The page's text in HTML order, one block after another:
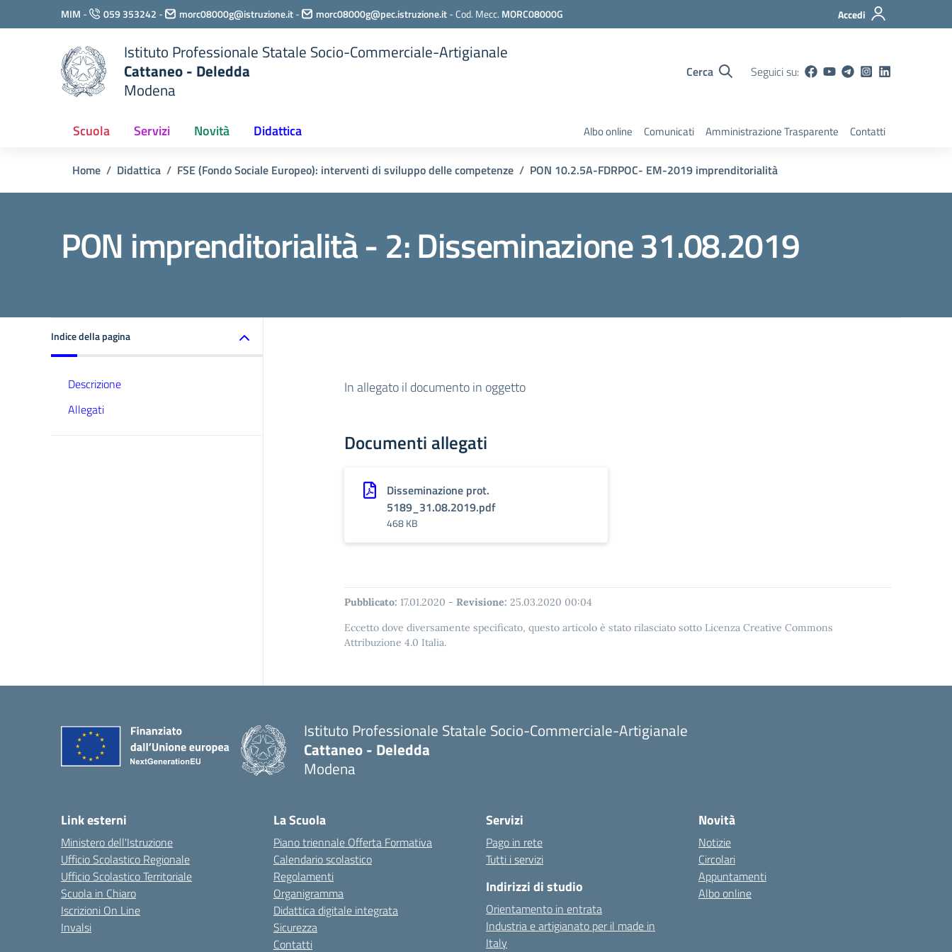
Vai ai contenuti
Vai al menu di navigazione
MIM - 059 353242 - morc08000g@istruzione.it- morc08000g@pec.istruzione.it-Cod. Mecc. MORC08000G Accedi
Istituto Professionale Statale Socio-Commerciale-Artigianale
Cattaneo - Deledda
Modena
Cerca Seguici su:
Scuola Servizi Novità Didattica Albo online Comunicati Amministrazione Trasparente Contatti
Home Didattica FSE (Fondo Sociale Europeo): interventi di sviluppo delle competenze PON 10.2.5A-FDRPOC- EM-2019 imprenditorialità
PON imprenditorialità - 2: Disseminazione 31.08.2019
Indice della pagina
Descrizione
Allegati
In allegato il documento in oggetto
Documenti allegati
Disseminazione prot.
5189_31.08.2019.pdf
468 KB
Pubblicato: 17.01.2020 - Revisione: 25.03.2020 00:04
Eccetto dove diversamente specificato, questo articolo è stato rilasciato sotto Licenza Creative Commons
Attribuzione 4.0 Italia.
Istituto Professionale Statale Socio-Commerciale-Artigianale
Cattaneo - Deledda
Modena
Link esterni
Ministero dell'Istruzione
Ufficio Scolastico Regionale
Ufficio Scolastico Territoriale
Scuola in Chiaro
Iscrizioni On Line
Invalsi
La Scuola
Piano triennale Offerta Formativa
Calendario scolastico
Regolamenti
Organigramma
Didattica digitale integrata
Sicurezza
Contatti
Servizi
Pago in rete
Tutti i servizi
Indirizzi di studio
Orientamento in entrata
Industria e artigianato per il made in
Italy
Novità
Notizie
Circolari
Appuntamenti
Albo online